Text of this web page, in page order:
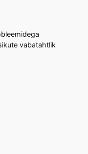
vabatahtlik